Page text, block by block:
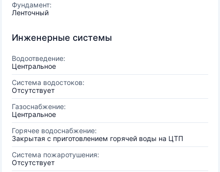
Фундамент:
Ленточный
Инженерные системы
Водоотведение:
Центральное
Система водостоков:
Отсутствует
Газоснабжение:
Центральное
Горячее водоснабжение:
Закрытая с приготовлением горячей воды на ЦТП
Система пожаротушения:
Отсутствует